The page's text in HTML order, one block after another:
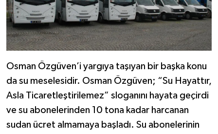
Osman Özgüven’i yargıya taşıyan bir başka konu
da su meselesidir. Osman Özgüven; “Su Hayattır,
Asla Ticaretleştirilemez” sloganını hayata geçirdi
ve su abonelerinden 10 tona kadar harcanan
sudan ücret almamaya başladı. Su abonelerinin